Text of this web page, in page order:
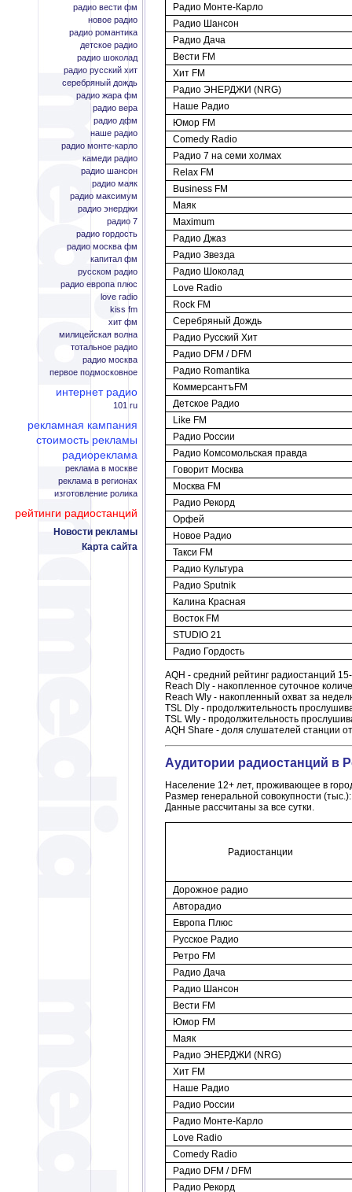
радио вести фм
новое радио
радио романтика
детское радио
радио шоколад
радио русский хит
серебряный дождь
радио жара фм
радио вера
радио дфм
наше радио
радио монте-карло
камеди радио
радио шансон
радио маяк
радио максимум
радио энерджи
радио 7
радио гордость
радио москва фм
капитал фм
русском радио
радио европа плюс
love radio
kiss fm
хит фм
милицейская волна
тотальное радио
радио москва
первое подмосковное
интернет радио
101 ru
рекламная кампания
стоимость рекламы
радиореклама
реклама в москве
реклама в регионах
изготовление ролика
рейтинги радиостанций
Новости рекламы
Карта сайта
Радио Монте-Карло
Радио Шансон
Радио Дача
Вести FM
Хит FM
Радио ЭНЕРДЖИ (NRG)
Наше Радио
Юмор FM
Comedy Radio
Радио 7 на семи холмах
Relax FM
Business FM
Маяк
Maximum
Радио Джаз
Радио Звезда
Радио Шоколад
Love Radio
Rock FM
Серебряный Дождь
Радио Русский Хит
Радио DFM / DFM
Радио Romantika
КоммерсантъFM
Детское Радио
Like FM
Радио России
Радио Комсомольская правда
Говорит Москва
Москва FM
Радио Рекорд
Орфей
Новое Радио
Такси FM
Радио Культура
Радио Sputnik
Калина Красная
Восток FM
STUDIO 21
Радио Гордость
AQH - средний рейтинг радиостанций
Reach Dly - накопленное суточное
Reach Wly - накопленный охват за
TSL Dly - продолжительность
TSL Wly - продолжительность
AQH Share - доля слушателей станции
Аудитории радиостанций в
Население 12+ лет, проживающее в
Размер генеральной совокупности
Данные рассчитаны за все сутки.
Радиостанции
Дорожное радио
Авторадио
Европа Плюс
Русское Радио
Ретро FM
Радио Дача
Радио Шансон
Вести FM
Юмор FM
Маяк
Радио ЭНЕРДЖИ (NRG)
Хит FM
Наше Радио
Радио России
Радио Монте-Карло
Love Radio
Comedy Radio
Радио DFM / DFM
Радио Рекорд